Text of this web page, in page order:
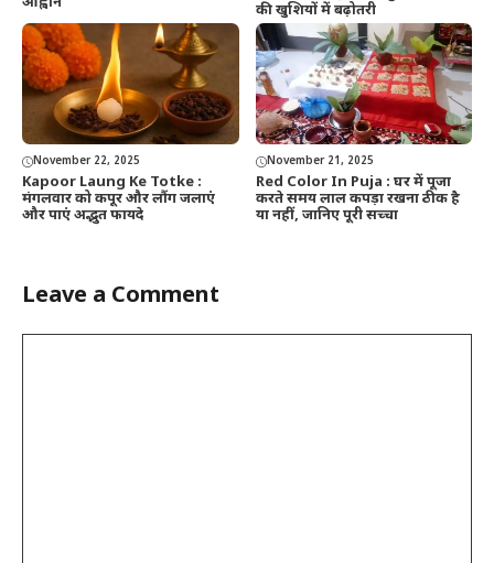
की खुशियों में बढ़ोतरी
November 22, 2025
Kapoor Laung Ke Totke :
मंगलवार को कपूर और लौंग जलाएं
और पाएं अद्भुत फायदे
November 21, 2025
Red Color In Puja : घर में पूजा
करते समय लाल कपड़ा रखना ठीक है
या नहीं, जानिए पूरी सच्चा
Leave a Comment